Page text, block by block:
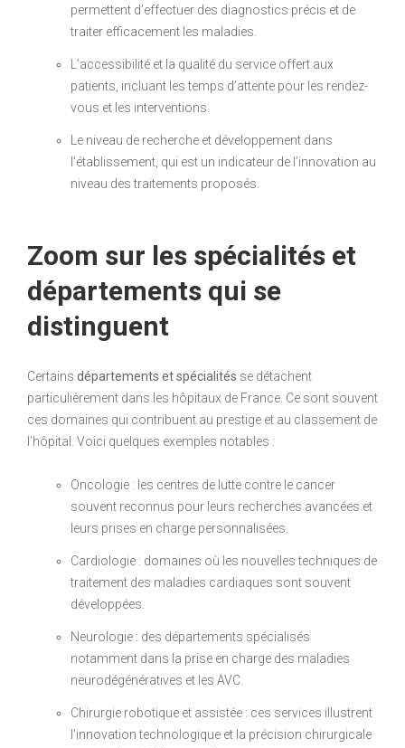
permettent d’effectuer des diagnostics précis et de
traiter efficacement les maladies.
L’accessibilité et la qualité du service offert aux
patients, incluant les temps d’attente pour les rendez-
vous et les interventions.
Le niveau de recherche et développement dans
l’établissement, qui est un indicateur de l’innovation au
niveau des traitements proposés.
Zoom sur les spécialités et
départements qui se
distinguent
Certains départements et spécialités se détachent
particulièrement dans les hôpitaux de France. Ce sont souvent
ces domaines qui contribuent au prestige et au classement de
l’hôpital. Voici quelques exemples notables :
Oncologie : les centres de lutte contre le cancer
souvent reconnus pour leurs recherches avancées et
leurs prises en charge personnalisées.
Cardiologie : domaines où les nouvelles techniques de
traitement des maladies cardiaques sont souvent
développées.
Neurologie : des départements spécialisés
notamment dans la prise en charge des maladies
neurodégénératives et les AVC.
Chirurgie robotique et assistée : ces services illustrent
l’innovation technologique et la précision chirurgicale